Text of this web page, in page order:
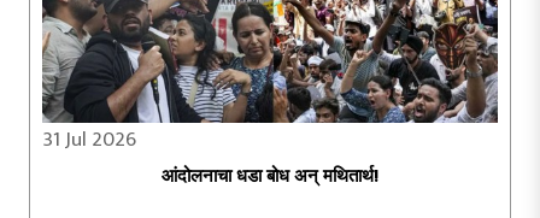
31 Jul 2026
आंदोलनाचा धडा बोध अन् मथितार्थ!